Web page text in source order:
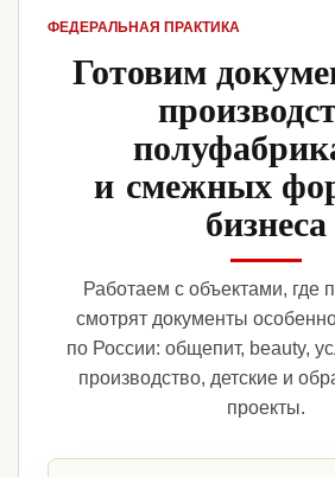
ФЕДЕРАЛЬНАЯ ПРАКТИКА
Готовим
и смежных
бизнеса
Работаем с объектами, где
смотрят документы
по России: общепит, beauty,
производство, детские и
проекты.